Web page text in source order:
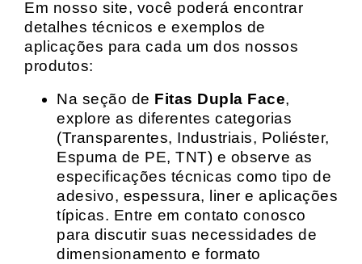
Em nosso site, você poderá encontrar
detalhes técnicos e exemplos de
aplicações para cada um dos nossos
produtos:
Na seção de Fitas Dupla Face,
explore as diferentes categorias
(Transparentes, Industriais, Poliéster,
Espuma de PE, TNT) e observe as
especificações técnicas como tipo de
adesivo, espessura, liner e aplicações
típicas. Entre em contato conosco
para discutir suas necessidades de
dimensionamento e formato